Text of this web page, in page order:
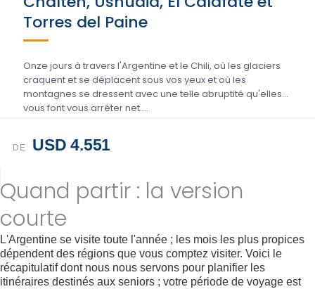
Torres del Paine
Onze jours à travers l'Argentine et le Chili, où les glaciers
craquent et se déplacent sous vos yeux et où les
montagnes se dressent avec une telle abruptité qu'elles
vous font vous arrêter net….
DE USD 4.551
Quand partir : la version
courte
L'Argentine se visite toute l'année ; les mois les plus propices
dépendent des régions que vous comptez visiter. Voici le
récapitulatif dont nous nous servons pour planifier les
itinéraires destinés aux seniors ; votre période de voyage est